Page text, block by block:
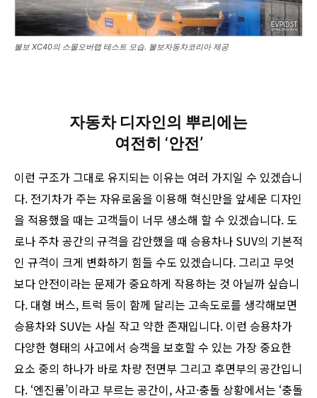
볼보 XC40의 스몰오버랩 테스트 모습. 볼보자동차코리아 제공
자동차 디자인의 뿌리에는
여전히 ‘안전’
이런 구조가 그대로 유지되는 이유는 여러 가지일 수 있겠습니
다. 전기차가 주는 자유로움을 이용해 혁신만을 앞세운 디자인
을 적용했을 때는 고객들이 너무 생소해 할 수 있겠습니다. 도
로나 주차 공간의 규격을 감안했을 때 승용차나 SUV의 기본적
인 규격이 크게 변화하기 힘들 수도 있겠습니다. 그리고 무엇
보다 안전이라는 문제가 중요하게 작용하는 것 아닐까 싶습니
다. 대형 버스, 트럭 등이 함께 달리는 고속도로를 생각해보면
승용차와 SUV는 사실 작고 약한 존재입니다. 이런 승용차가
다양한 형태의 사고에서 승객을 보호할 수 있는 가장 중요한
요소 중의 하나가 바로 차량 전면부 그리고 후면부의 공간입니
다. ‘엔진룸’이라고 부르는 공간이, 사고·충돌 상황에서는 ‘충돌